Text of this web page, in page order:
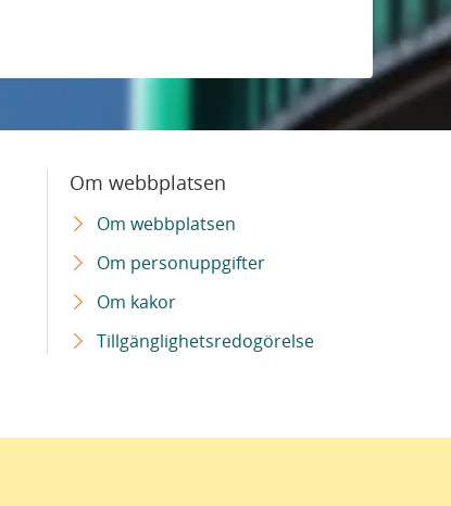
Om webbplatsen
Om webbplatsen
Om personuppgifter
Om kakor
Tillgänglighetsredogörelse